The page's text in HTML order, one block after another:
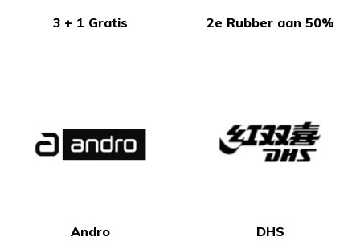
3 + 1 Gratis 2e Rubber aan 50%
Andro DHS